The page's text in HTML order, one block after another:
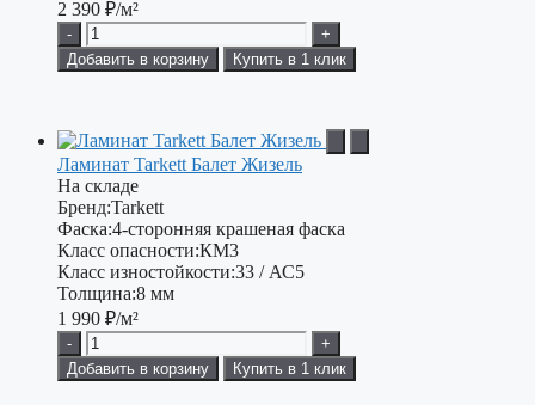
2 390 ₽/м²
-
+
Добавить в корзину
Купить в 1 клик
Ламинат Tarkett Балет Жизель
На складе
Бренд:Tarkett
Фаска:4-сторонняя крашеная фаска
Класс опасности:КМ3
Класс изностойкости:33 / АС5
Толщина:8 мм
1 990 ₽/м²
-
+
Добавить в корзину
Купить в 1 клик